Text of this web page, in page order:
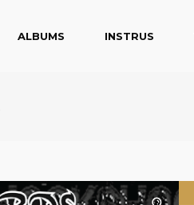
ALBUMS INSTRUS